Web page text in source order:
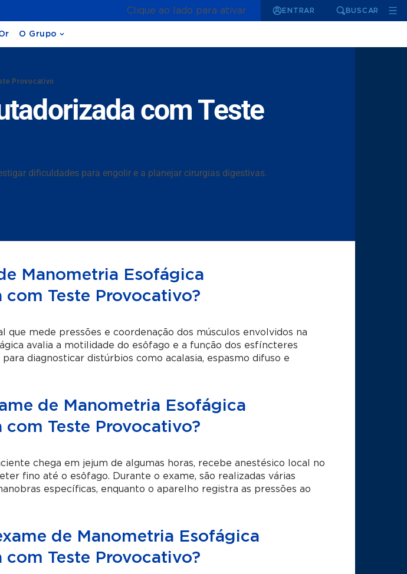
Clique ao lado para ativar ENTRAR BUSCAR
O Grupo
Provocativo
com Teste
dificuldades para engolir e a planejar cirurgias digestivas.
Manometria Esofágica
Teste Provocativo?
que mede pressões e coordenação dos músculos envolvidos na
avalia a motilidade do esôfago e a função dos esfíncteres
diagnosticar distúrbios como acalasia, espasmo difuso e
de Manometria Esofágica
Teste Provocativo?
chega em jejum de algumas horas, recebe anestésico local no
fino até o esôfago. Durante o exame, são realizadas várias
específicas, enquanto o aparelho registra as pressões ao
de Manometria Esofágica
Teste Provocativo?